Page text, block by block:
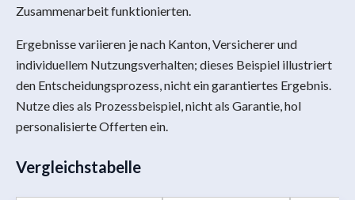
Zusammenarbeit funktionierten.
Ergebnisse variieren je nach Kanton, Versicherer und
individuellem Nutzungsverhalten; dieses Beispiel illustriert
den Entscheidungsprozess, nicht ein garantiertes Ergebnis.
Nutze dies als Prozessbeispiel, nicht als Garantie, hol
personalisierte Offerten ein.
Vergleichstabelle